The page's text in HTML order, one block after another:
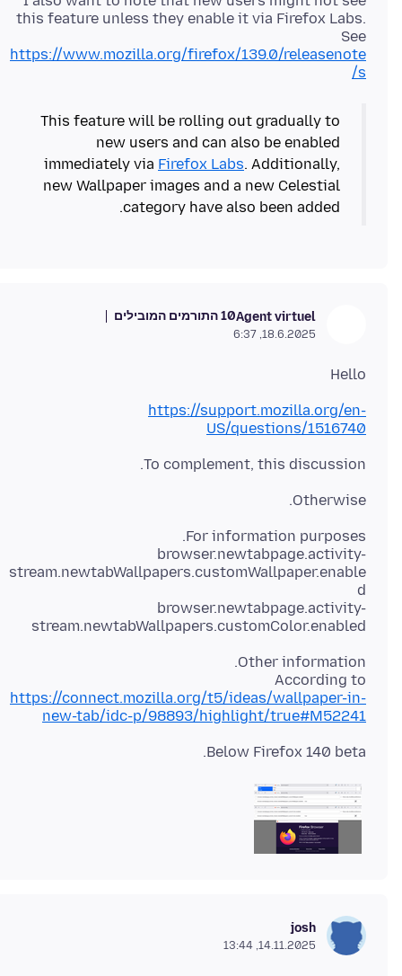
this feature unless they enable it via Firefox Labs.
See
https://www.mozilla.org/firefox/139.0/releasenote
s/
This feature will be rolling out gradually to
new users and can also be enabled
immediately via Firefox Labs. Additionally,
new Wallpaper images and a new Celestial
category have also been added.
Agent virtuel10 התורמים המובילים
18.6.2025, 6:37
Hello
https://support.mozilla.org/en-
US/questions/1516740
To complement, this discussion.
Otherwise.
browser.newtabpage.activity-
stream.newtabWallpapers.customWallpaper.enable
browser.newtabpage.activity-
stream.newtabWallpapers.customColor.enabled
According to
https://connect.mozilla.org/t5/ideas/wallpaper-in-
new-tab/idc-p/98893/highlight/true#M52241
Below Firefox 140 beta.
josh
14.11.2025, 13:44